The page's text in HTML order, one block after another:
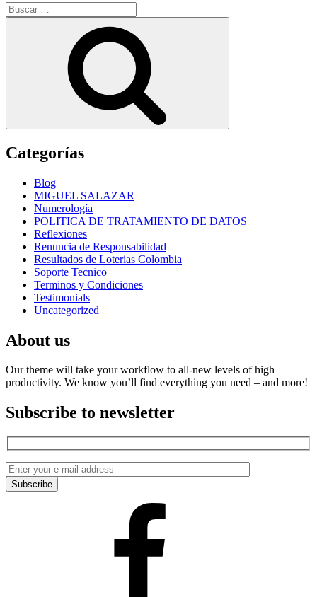
Buscar
por:
Categorías
Blog
MIGUEL SALAZAR
Numerología
POLITICA DE TRATAMIENTO DE DATOS
Reflexiones
Renuncia de Responsabilidad
Resultados de Loterias Colombia
Soporte Tecnico
Terminos y Condiciones
Testimonials
Uncategorized
About us
Our theme will take your workflow to all-new levels of high
productivity. We know you’ll find everything you need – and more!
Subscribe to newsletter